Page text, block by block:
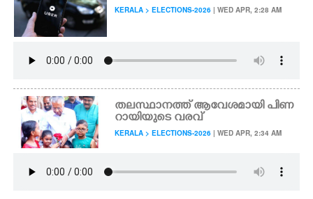
CARTOONS
ZOOM
KERALA > ELECTIONS-2026 | WED APR, 2:28 AM
തലസ്ഥാനത്ത് ആവേശമായി പിണ
റായിയുടെ വരവ്
KERALA > ELECTIONS-2026 | WED APR, 2:34 AM